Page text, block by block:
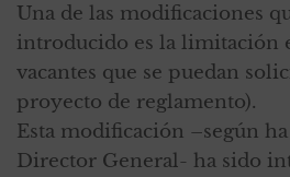
Una de las modificaciones
introducido es la limitación
vacantes que se puedan
proyecto de reglamento).
Esta modificación –según
Director General- ha sido